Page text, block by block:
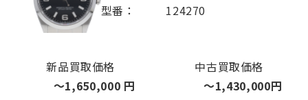
型番
124270
新品買取価格
〜1,650,000 円
中古買取価格
〜1,430,000円